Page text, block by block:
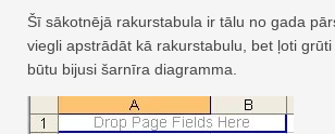
Šī sākotnējā rakurstabula ir tālu no gada
viegli apstrādāt kā rakurstabulu, bet ļoti
būtu bijusi šarnīra diagramma.